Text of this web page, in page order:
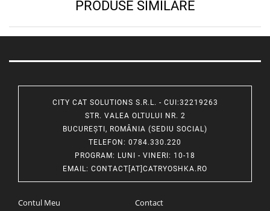
PRODUSE SIMILARE
CITY CAT SOLUTIONS S.R.L. - CUI:32219263
STR. VALEA OLTULUI NR. 2
BUCUREȘTI, ROMÂNIA (SEDIU SOCIAL)
TELEFON : 0784.330.220
PROGRAM: LUNI - VINERI: 10-18
EMAIL: CONTACT[AT]CATRYOSHKA.RO
Contul Meu Contact